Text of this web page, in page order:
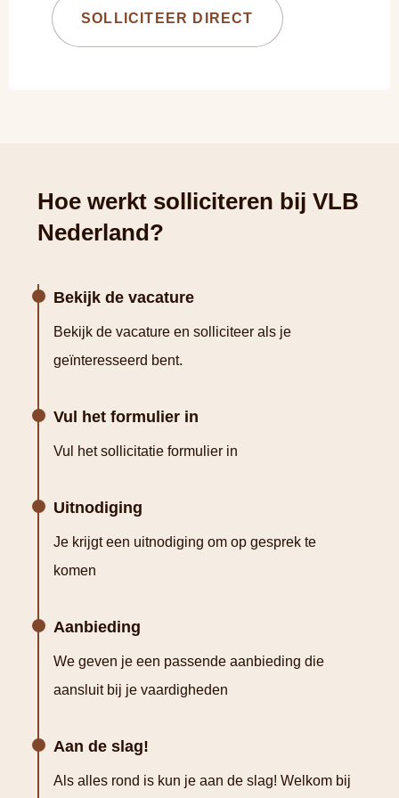
SOLLICITEER DIRECT
Hoe werkt solliciteren bij VLB
Nederland?
Bekijk de vacature
Bekijk de vacature en solliciteer als je
geïnteresseerd bent.
Vul het formulier in
Vul het sollicitatie formulier in
Uitnodiging
Je krijgt een uitnodiging om op gesprek te
komen
Aanbieding
We geven je een passende aanbieding die
aansluit bij je vaardigheden
Aan de slag!
Als alles rond is kun je aan de slag! Welkom bij